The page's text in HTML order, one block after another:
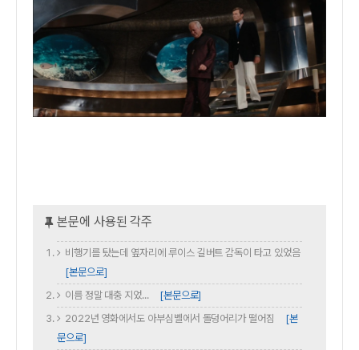
비행기를 탔는데 옆자리에 루이스 길버트 감독이 타고 있었음
[본문으로]
이름 정말 대충 지었...
[본문으로]
2022년 영화에서도 아부심벨에서 돌덩어리가 떨어짐
[본
문으로]